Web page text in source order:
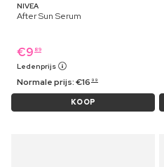
NIVEA
After Sun Serum
€9 89
Ledenprijs
Normale prijs:€16 99
KOOP